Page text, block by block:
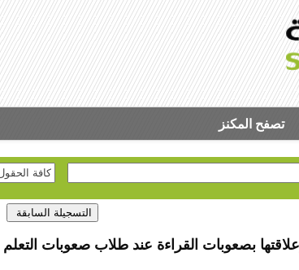
تصفح المكنز
بصعوبات القراءة عند طلاب صعوبات